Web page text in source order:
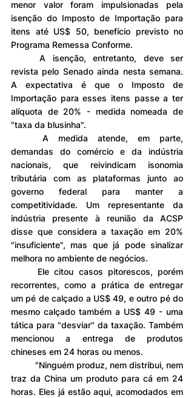
menor valor foram impulsionadas pela
isenção do Imposto de Importação para
itens até US$ 50, benefício previsto no
Programa Remessa Conforme.
	A isenção, entretanto, deve ser
revista pelo Senado ainda nesta semana.
A expectativa é que o Imposto de
Importação para esses itens passe a ter
alíquota de 20% - medida nomeada de
"taxa da blusinha".
demandas do comércio e da indústria
nacionais, que reivindicam isonomia
tributária com as plataformas junto ao
governo federal para manter a
competitividade. Um representante da
indústria presente à reunião da ACSP
disse que considera a taxação em 20%
"insuficiente", mas que já pode sinalizar
melhora no ambiente de negócios.
recorrentes, como a prática de entregar
um pé de calçado a US$ 49, e outro pé do
mesmo calçado também a US$ 49 - uma
tática para "desviar" da taxação. Também
mencionou a entrega de produtos
chineses em 24 horas ou menos.
traz da China um produto para cá em 24
horas. Eles já estão aqui, acomodados em